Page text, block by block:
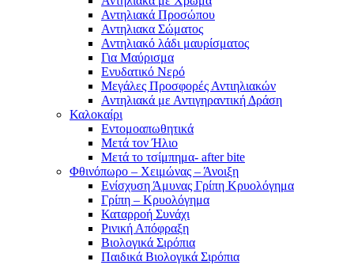
Αντηλιακά Προσώπου
Αντηλιακα Σώματος
Αντηλιακό λάδι μαυρίσματος
Για Μαύρισμα
Ενυδατικό Νερό
Μεγάλες Προσφορές Αντιηλιακών
Αντηλιακά με Αντιγηραντική Δράση
Καλοκαίρι
Εντομοαπωθητικά
Μετά τον Ήλιο
Μετά το τσίμπημα- after bite
Φθινόπωρο – Χειμώνας – Άνοιξη
Ενίσχυση Άμυνας Γρίπη Κρυολόγημα
Γρίπη – Κρυολόγημα
Καταρροή Συνάχι
Ρινική Απόφραξη
Βιολογικά Σιρόπια
Παιδικά Βιολογικά Σιρόπια